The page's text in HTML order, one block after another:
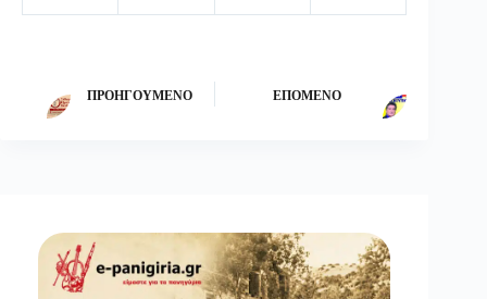
ΠΡΟΗΓΟΎΜΕΝΟ ΕΠΌΜΕΝΟ